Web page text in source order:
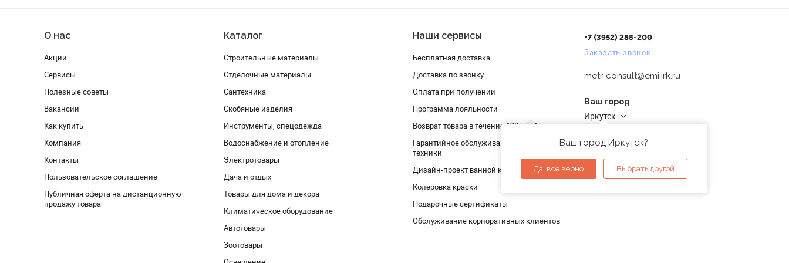
О нас
Акции
Сервисы
Полезные советы
Вакансии
Как купить
Компания
Контакты
Пользовательское соглашение
Публичная оферта на дистанционную
продажу товара
Каталог
Строительные материалы
Отделочные материалы
Сантехника
Скобяные изделия
Инструменты, спецодежда
Водоснабжение и отопление
Электротовары
Дача и отдых
Товары для дома и декора
Климатическое оборудование
Автотовары
Зоотовары
Наши сервисы
Бесплатная доставка
Доставка по звонку
Оплата при получении
Программа лояльности
Возврат товара в течение 120 дней
Гарантийное обслуживание и проверка
техники
Дизайн-проект ванной комнаты
Колеровка краски
Подарочные сертификаты
Обслуживание корпоративных клиентов
+7 (3952) 288-200
Заказать звонок
metr-consult@emi.irk.ru
Ваш город
Иркутск
Ваш город Иркутск?
Да, все верно Выбрать другой